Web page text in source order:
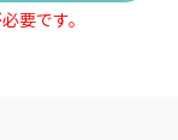
要です。